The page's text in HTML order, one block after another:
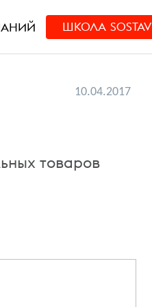
ШКОЛА SOSTAV
10.04.2017
товаров